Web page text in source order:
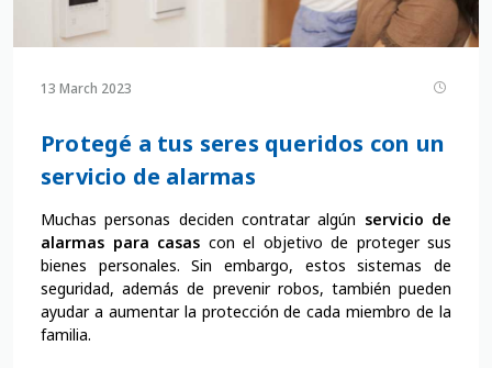
13 March 2023
Protegé a tus seres queridos con un
servicio de alarmas
Muchas personas deciden contratar algún servicio de
alarmas para casas con el objetivo de proteger sus
bienes personales. Sin embargo, estos sistemas de
seguridad, además de prevenir robos, también pueden
ayudar a aumentar la protección de cada miembro de la
familia.